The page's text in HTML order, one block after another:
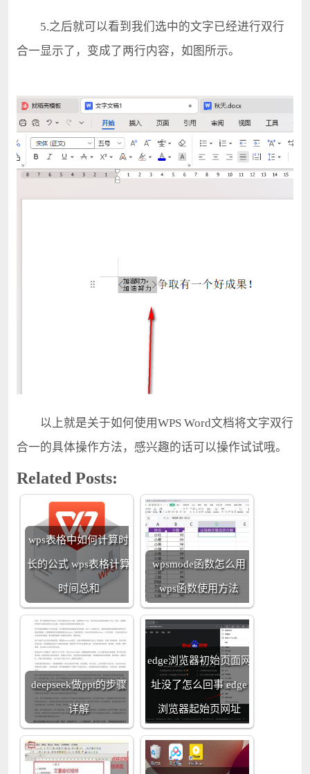
5.之后就可以看到我们选中的文字已经进行双行
合一显示了，变成了两行内容，如图所示。
以上就是关于如何使用WPS Word文档将文字双行
合一的具体操作方法，感兴趣的话可以操作试试哦。
Related Posts:
wps表格中如何计算时
长的公式 wps表格计算
时间总和
wpsmode函数怎么用
wps函数使用方法
deepseek做ppt的步骤
详解
edge浏览器初始页面网
址没了怎么回事 edge
浏览器起始页网址